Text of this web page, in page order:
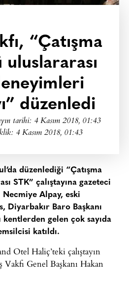
“Çatışma
düzenledi
tarihi: 4 Kasım 2018, 01:43
4 Kasım 2018, 01:43
düzenlediği “Çatışma
STK” çalıştayına gazeteci
Alpay, eski
Diyarbakır Baro Başkanı
kentlerden gelen çok sayıda
katıldı.
Otel Haliç’teki çalıştayın
Vakfı Genel Başkanı Hakan